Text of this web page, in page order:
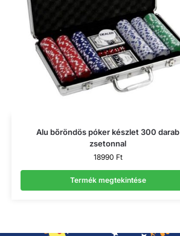
Alu bőröndös póker készlet 300 darab
zsetonnal
18990 Ft
Termék megtekintése